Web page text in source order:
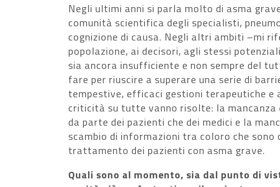
Negli ultimi anni si parla molto di asma
comunità scientifica degli specialisti,
cognizione di causa. Negli altri ambiti –mi
popolazione, ai decisori, agli stessi
sia ancora insufficiente e non sempre del
fare per riuscire a superare una serie di
tempestive, efficaci gestioni terapeutiche e
criticità su tutte vanno risolte: la mancanza
da parte dei pazienti che dei medici e la
scambio di informazioni tra coloro che
trattamento dei pazienti con asma grave.
Quali sono al momento, sia dal punto di